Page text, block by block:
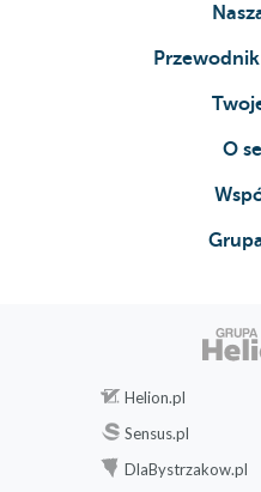
O
Helion.pl
Sensus.pl
DlaBystrzakow.pl